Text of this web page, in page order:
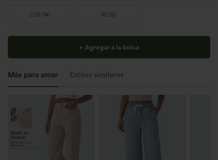
L(12/14) XL(16)
+ Agregar a la bolsa
Más para amar Estilos similares